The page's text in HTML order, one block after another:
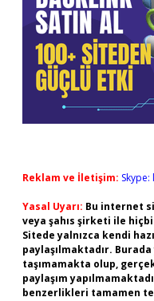
Reklam ve İletişim:
Yasal Uyarı: Bu internet
veya şahıs şirketi ile
Sitede yalnızca kendi
paylaşılmaktadır.
taşımamakta olup,
paylaşım
benzerlikleri tamamen